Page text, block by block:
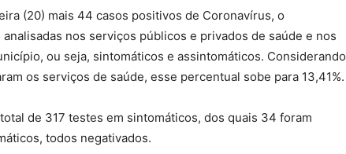
(20) mais 44 casos positivos de Coronavírus, o
nos serviços públicos e privados de saúde e nos
ou seja, sintomáticos e assintomáticos. Considerando
os serviços de saúde, esse percentual sobe para 13,41%.
de 317 testes em sintomáticos, dos quais 34 foram
todos negativados.